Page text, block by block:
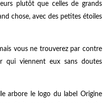
plutôt que celles de grands
chose, avec des petites étoiles
vous ne trouverez par contre
qui viennent eux sans doutes
arbore le logo du label Origine